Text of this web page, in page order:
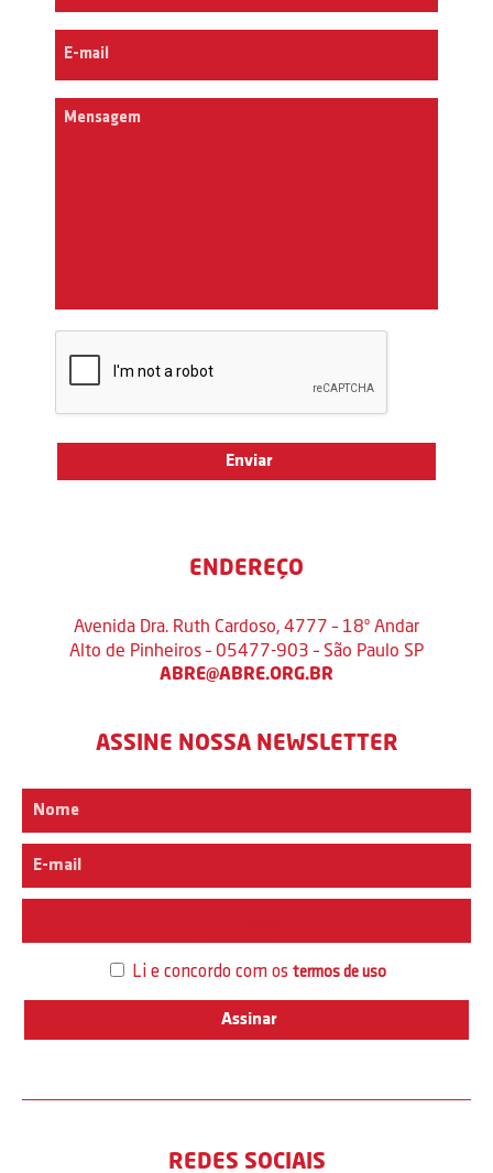
ENDEREÇO
Avenida Dra. Ruth Cardoso, 4777 – 18º Andar
Alto de Pinheiros – 05477-903 – São Paulo SP
ABRE@ABRE.ORG.BR
ASSINE NOSSA NEWSLETTER
Li e concordo com os termos de uso
REDES SOCIAIS